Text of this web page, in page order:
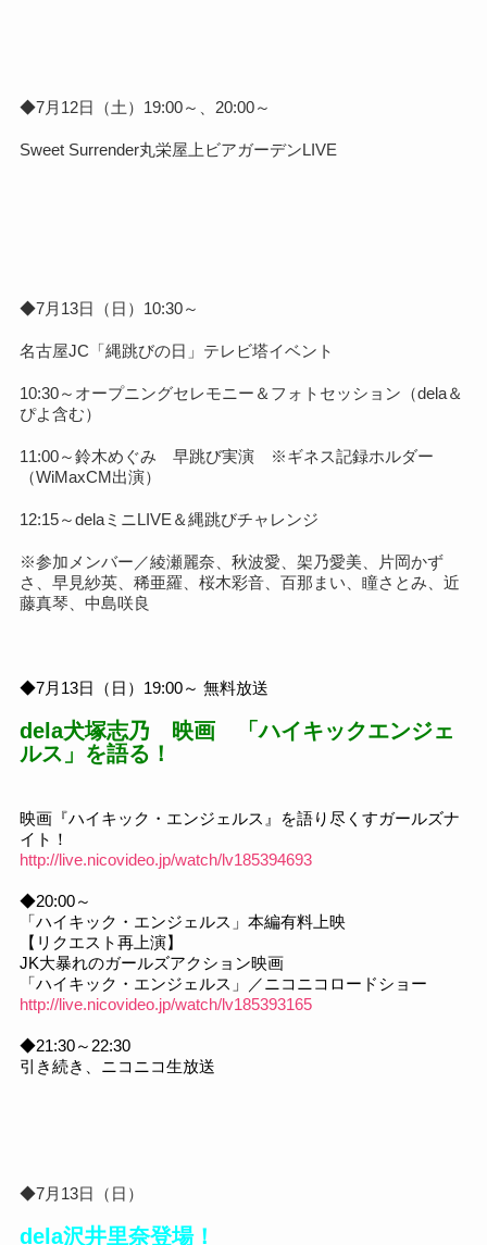
◆7月12日（土）19:00～、20:00～
Sweet Surrender丸栄屋上ビアガーデンLIVE
◆7月13日（日）10:30～
名古屋JC「縄跳びの日」テレビ塔イベント
10:30～オープニングセレモニー＆フォトセッション（dela＆
ぴよ含む）
11:00～鈴木めぐみ 早跳び実演 ※ギネス記録ホルダー
（WiMaxCM出演）
12:15～delaミニLIVE＆縄跳びチャレンジ
※参加メンバー／綾瀬麗奈、秋波愛、架乃愛美、片岡かず
さ、早見紗英、稀亜羅、桜木彩音、百那まい、瞳さとみ、近
藤真琴、中島咲良
◆7月13日（日）19:00～ 無料放送
dela犬塚志乃 映画 「ハイキックエンジェ
ルス」を語る！
映画『ハイキック・エンジェルス』を語り尽くすガールズナ
イト！
http://live.nicovideo.jp/watch/lv185394693
◆20:00～
「ハイキック・エンジェルス」本編有料上映
【リクエスト再上演】
JK大暴れのガールズアクション映画
「ハイキック・エンジェルス」／ニコニコロードショー
http://live.nicovideo.jp/watch/lv185393165
◆21:30～22:30
引き続き、ニコニコ生放送
◆7月13日（日）
dela沢井里奈登場！